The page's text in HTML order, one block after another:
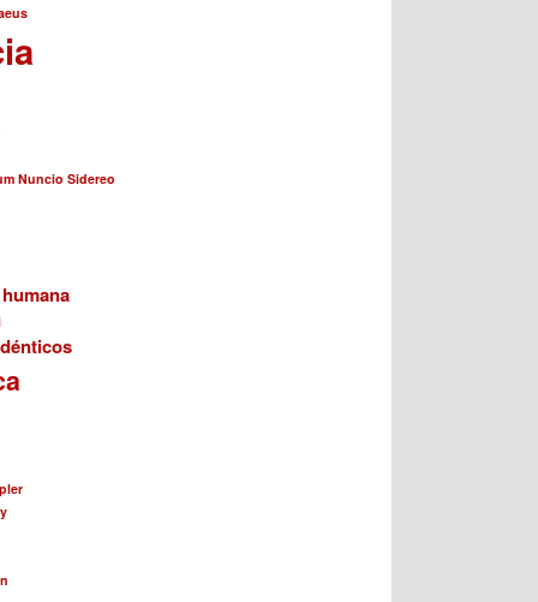
Nuncio Sidereo